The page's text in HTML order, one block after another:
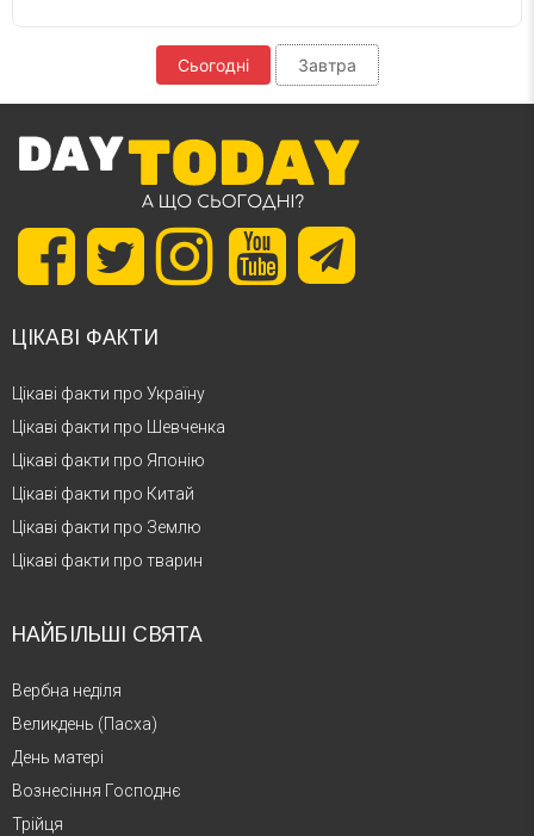
Сьогодні Завтра
ЦІКАВІ ФАКТИ
Цікаві факти про Україну
Цікаві факти про Шевченка
Цікаві факти про Японію
Цікаві факти про Китай
Цікаві факти про Землю
Цікаві факти про тварин
НАЙБІЛЬШІ СВЯТА
Вербна неділя
Великдень (Пасха)
День матері
Вознесіння Господнє
Трійця